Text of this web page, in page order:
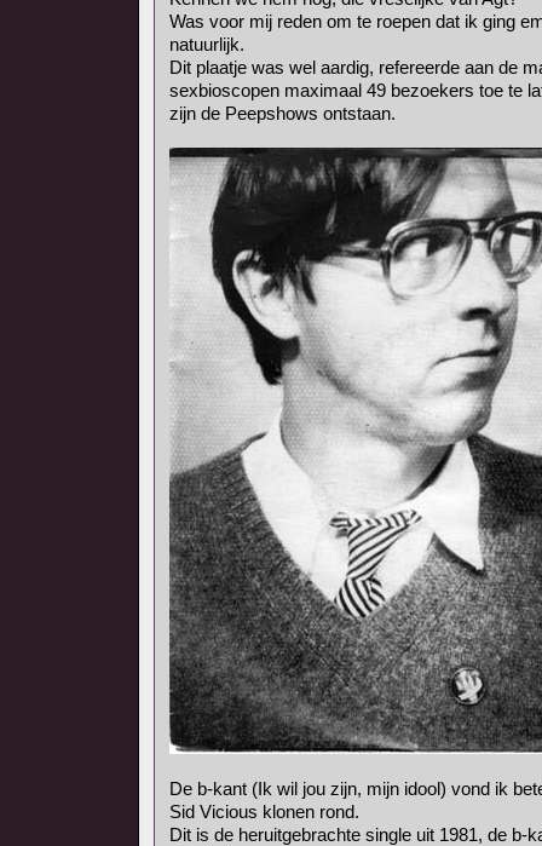
Was voor mij reden om te roepen dat ik ging
natuurlijk.
Dit plaatje was wel aardig, refereerde aan de
sexbioscopen maximaal 49 bezoekers toe te
zijn de Peepshows ontstaan.
De b-kant (Ik wil jou zijn, mijn idool) vond ik
Sid Vicious klonen rond.
Dit is de heruitgebrachte single uit 1981, de b-